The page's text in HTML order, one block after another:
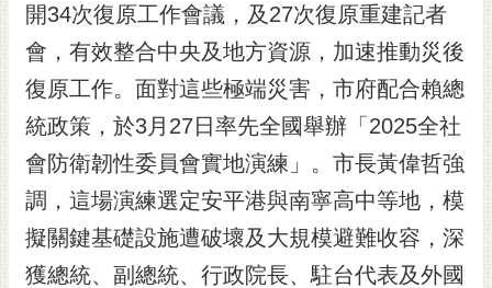
箱
English
日
本
語
隱
私
權
及
開34次復原工作會議，及27次復原重建記者
會，有效整合中央及地方資源，加速推動災後
復原工作。面對這些極端災害，市府配合賴總
統政策，於3月27日率先全國舉辦「2025全社
會防衛韌性委員會實地演練」。市長黃偉哲強
調，這場演練選定安平港與南寧高中等地，模
擬關鍵基礎設施遭破壞及大規模避難收容，深
獲總統、副總統、行政院長、駐台代表及外國